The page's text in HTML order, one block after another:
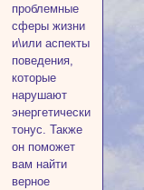
проблемные
сферы жизни
и\или аспекты
поведения,
которые
нарушают
энергетический
тонус. Также
он поможет
вам найти
верное